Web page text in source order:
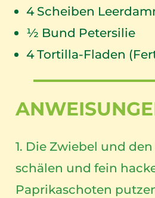
4Scheiben
½ Bund Petersilie
4Tortilla-Fladen
1. Die Zwiebel und
schälen und fein
Paprikaschoten